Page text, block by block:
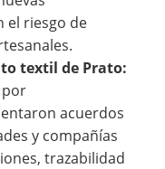
el riesgo de
textil de Prato:
por
acuerdos
y compañías
trazabilidad